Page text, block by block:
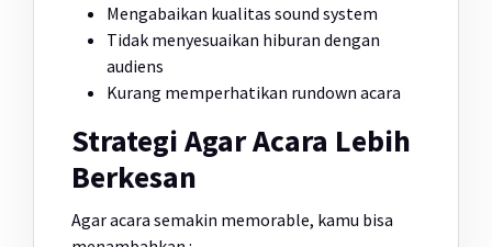
Mengabaikan kualitas sound system
Tidak menyesuaikan hiburan dengan
audiens
Kurang memperhatikan rundown acara
Strategi Agar Acara Lebih
Berkesan
Agar acara semakin memorable, kamu bisa